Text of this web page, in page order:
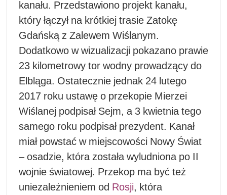
kanału. Przedstawiono projekt kanału,
który łączył na krótkiej trasie Zatokę
Gdańską z Zalewem Wiślanym.
Dodatkowo w wizualizacji pokazano prawie
23 kilometrowy tor wodny prowadzący do
Elbląga. Ostatecznie jednak 24 lutego
2017 roku ustawę o przekopie Mierzei
Wiślanej podpisał Sejm, a 3 kwietnia tego
samego roku podpisał prezydent. Kanał
miał powstać w miejscowości Nowy Świat
– osadzie, która została wyludniona po II
wojnie światowej. Przekop ma być też
uniezależnieniem od Rosji, która